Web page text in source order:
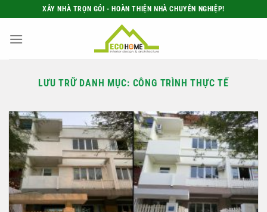
qua
nội
XÂY NHÀ TRỌN GÓI - HOÀN THIỆN NHÀ CHUYÊN NGHIỆP!
LƯU TRỮ DANH MỤC: CÔNG TRÌNH THỰC TẾ